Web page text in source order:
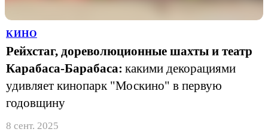
КИНО
Рейхстаг, дореволюционные шахты и театр
Карабаса-Барабаса: какими декорациями
удивляет кинопарк "Москино" в первую
годовщину
8 сент. 2025